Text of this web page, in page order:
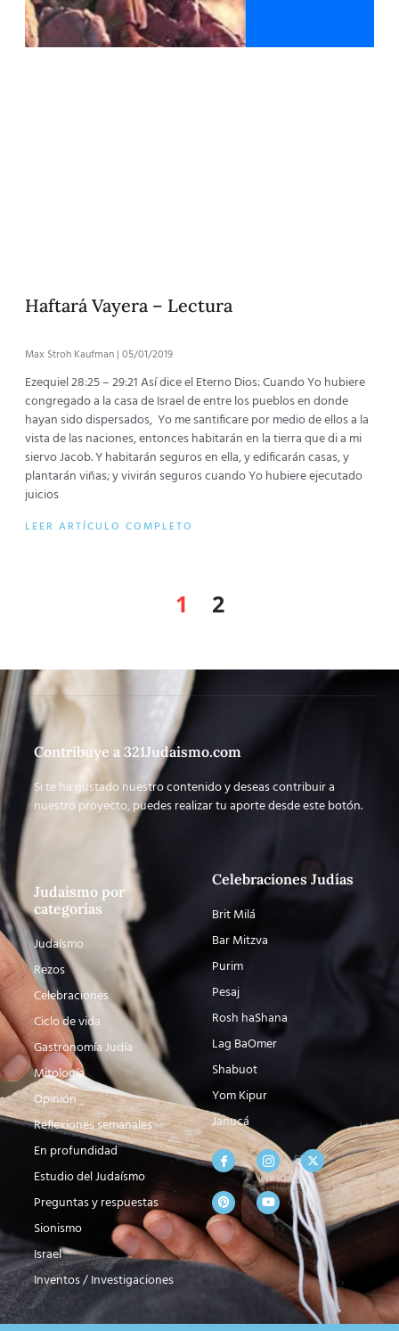
Haftará Vayera – Lectura
Max Stroh Kaufman 05/01/2019
Ezequiel 28:25 – 29:21 Así dice el Eterno Dios: Cuando Yo hubiere
congregado a la casa de Israel de entre los pueblos en donde
hayan sido dispersados, Yo me santificare por medio de ellos a la
vista de las naciones, entonces habitarán en la tierra que di a mi
siervo Jacob. Y habitarán seguros en ella, y edificarán casas, y
plantarán viñas; y vivirán seguros cuando Yo hubiere ejecutado
juicios
LEER ARTÍCULO COMPLETO
1 2
Contribuye a 321Judaismo.com
Si te ha gustado nuestro contenido y deseas contribuir a
nuestro proyecto, puedes realizar tu aporte desde este botón.
Judaísmo por
categorías
Judaísmo
Rezos
Celebraciones
Ciclo de vida
Gastronomía Judía
Mitología
Opinión
Reflexiones semanales
En profundidad
Estudio del Judaísmo
Preguntas y respuestas
Sionismo
Israel
Inventos / Investigaciones
Celebraciones Judías
Brit Milá
Bar Mitzva
Purim
Pesaj
Rosh haShana
Lag BaOmer
Shabuot
Yom Kipur
Janucá